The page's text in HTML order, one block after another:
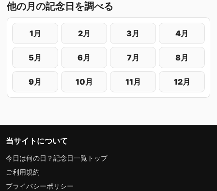
他の月の記念日を調べる
1月 2月 3月 4月
5月 6月 7月 8月
9月 10月 11月 12月
当サイトについて
今日は何の日？記念日一覧トップ
ご利用規約
プライバシーポリシー